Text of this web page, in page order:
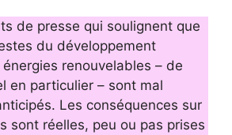
de presse qui soulignent que
du développement
renouvelables – de
en particulier – sont mal
Les conséquences sur
sont réelles, peu ou pas prises